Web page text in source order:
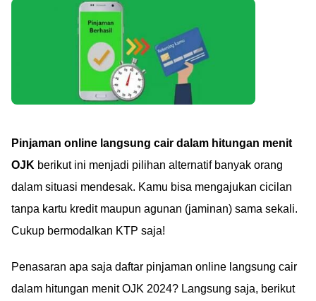
Pinjaman online langsung cair dalam hitungan menit
OJK berikut ini menjadi pilihan alternatif banyak orang
dalam situasi mendesak. Kamu bisa mengajukan cicilan
tanpa kartu kredit maupun agunan (jaminan) sama sekali.
Cukup bermodalkan KTP saja!
Penasaran apa saja daftar pinjaman online langsung cair
dalam hitungan menit OJK 2024? Langsung saja, berikut